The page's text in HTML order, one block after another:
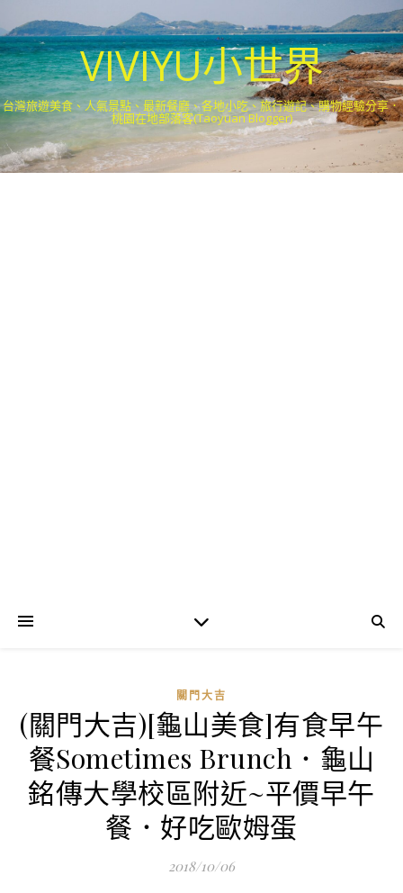
VIVIYU小世界
台灣旅遊美食、人氣景點、最新餐廳、各地小吃、旅行遊記、購物經驗分享．
桃園在地部落客(Taoyuan Blogger)
關門大吉
(關門大吉)[龜山美食]有食早午
餐Sometimes Brunch．龜山
銘傳大學校區附近~平價早午
餐．好吃歐姆蛋
2018/10/06